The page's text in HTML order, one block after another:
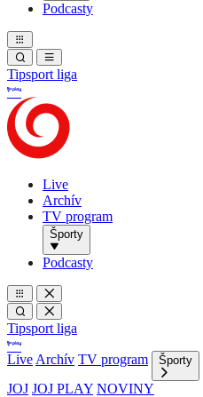
Podcasty
Tipsport liga
Live
Archív
TV program
Športy
Podcasty
Tipsport liga
Live Archív TV program Športy
JOJ JOJ PLAY NOVINY